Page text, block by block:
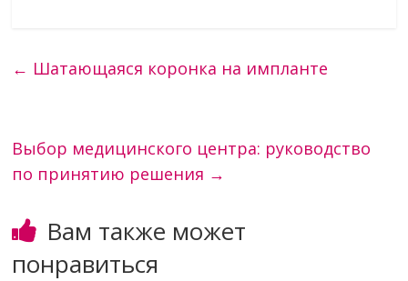
← Шатающаяся коронка на импланте
Выбор медицинского центра: руководство
по принятию решения →
Вам также может
понравиться